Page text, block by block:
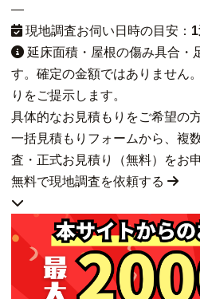
—
現地調査お伺い日時の目安：
延床面積・屋根の傷み具合・
す。確定の金額ではありません
りをご提示します。
具体的なお見積もりをご希望の
一括見積もりフォームから、複
査・正式お見積り（無料）をお
無料で現地調査を依頼する